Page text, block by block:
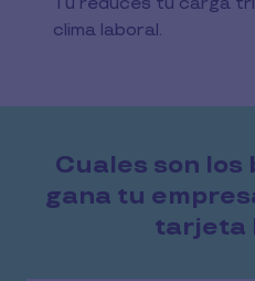
clima laboral.
Cuales son los
gana tu
tarjeta